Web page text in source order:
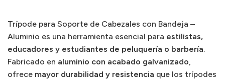
Trípode para Soporte de Cabezales con Bandeja –
Aluminio es una herramienta esencial para estilistas,
educadores y estudiantes de peluquería o barbería.
Fabricado en aluminio con acabado galvanizado,
ofrece mayor durabilidad y resistencia que los trípodes